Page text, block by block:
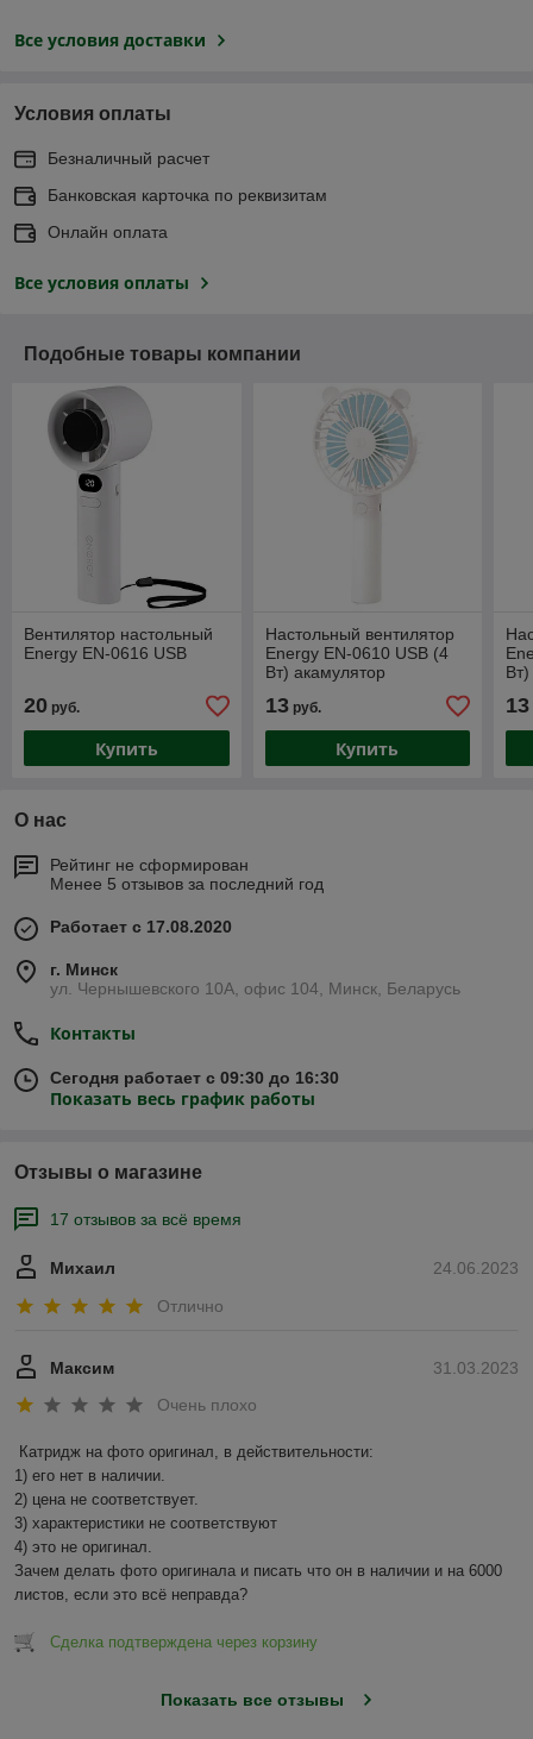
Все условия доставки
Условия оплаты
Безналичный расчет
Банковская карточка по реквизитам
Онлайн оплата
Все условия оплаты
Подобные товары компании
Вентилятор настольный
Energy EN-0616 USB
20 руб.
Купить
Настольный вентилятор
Energy EN-0610 USB (4
Вт) акамулятор
13руб.
Купить
13
О нас
Рейтинг не сформирован
Менее 5 отзывов за последний год
Работает с 17.08.2020
г. Минск
ул. Чернышевского 10А, офис 104, Минск, Беларусь
Контакты
Сегодня работает с 09:30 до 16:30
Показать весь график работы
Отзывы о магазине
17 отзывов за всё время
24.06.2023
Михаил
Отлично
31.03.2023
Максим
Очень плохо
Катридж на фото оригинал, в действительности:
1) его нет в наличии.
2) цена не соответствует.
3) характеристики не соответствуют
4) это не оригинал.
Зачем делать фото оригинала и писать что он в наличии и на 6000
листов, если это всё неправда?
Сделка подтверждена через корзину
Показать все отзывы